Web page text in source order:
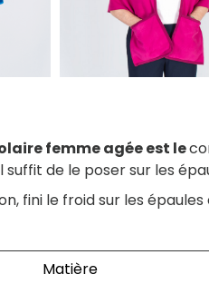
femme agée est le
de le poser sur les
fini le froid sur les épaules
Matière